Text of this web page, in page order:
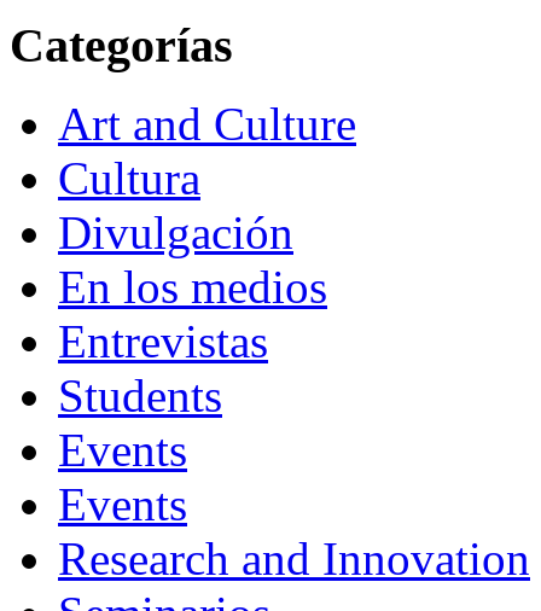
Categorías
Art and Culture
Cultura
Divulgación
En los medios
Entrevistas
Students
Events
Events
Research and Innovation